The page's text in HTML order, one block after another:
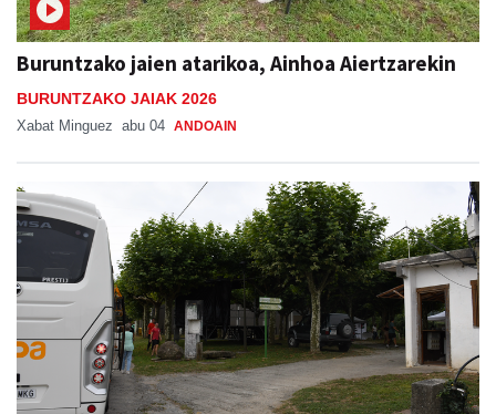
Buruntzako jaien atarikoa, Ainhoa Aiertzarekin
BURUNTZAKO JAIAK 2026
Xabat Minguez abu 04 ANDOAIN